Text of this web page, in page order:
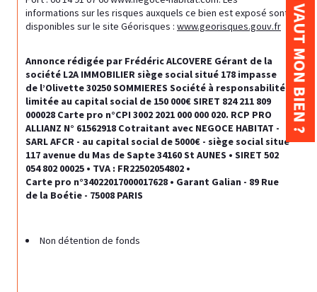
informations sur les risques auxquels ce bien est exposé sont
disponibles sur le site Géorisques : www.georisques.gouv.fr
Annonce rédigée par Frédéric ALCOVERE Gérant de la
société L2A IMMOBILIER siège social situé 178 impasse
de l’Olivette 30250 SOMMIERES Société à responsabilité
limitée au capital social de 150 000€ SIRET 824 211 809
000028 Carte pro n°CPI 3002 2021 000 000 020. RCP PRO
ALLIANZ N° 61562918 Cotraitant avec NEGOCE HABITAT -
SARL AFCR - au capital social de 5000€ - siège social situé
117 avenue du Mas de Sapte 34160 St AUNES • SIRET 502
054 802 00025 • TVA : FR22502054802 •
Carte pro n°34022017000017628 • Garant Galian - 89 Rue
de la Boétie - 75008 PARIS
Non détention de fonds